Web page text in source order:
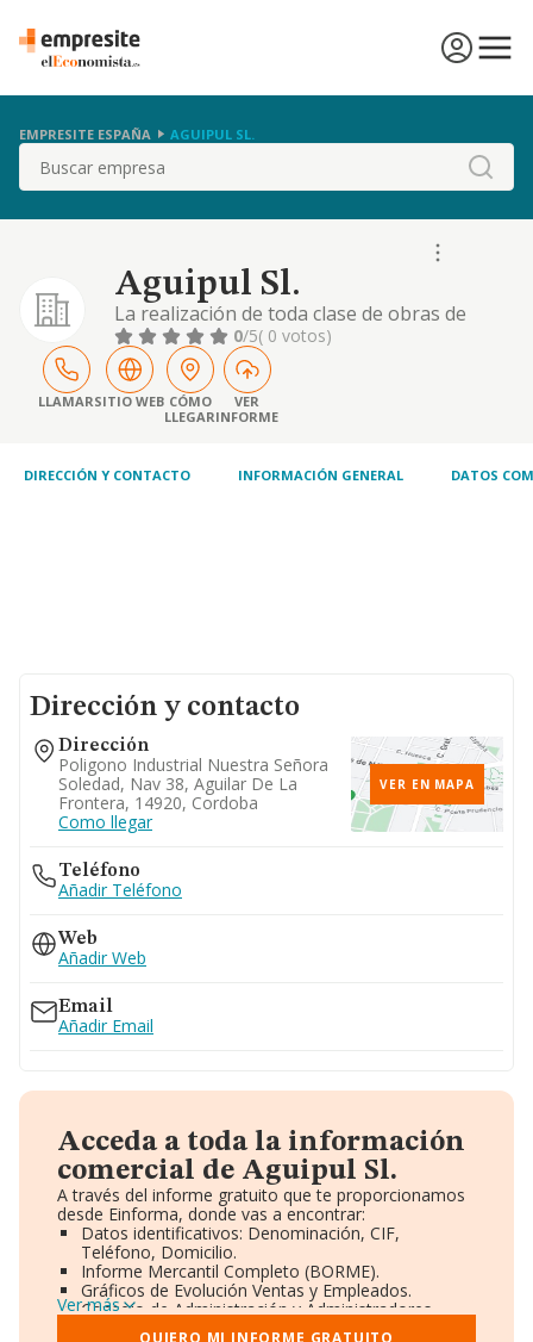
EMPRESITE ESPAÑA AGUIPUL SL.
Buscar
Aguipul Sl.
La realización de toda clase de obras de
pavimentación, revestimientos, e instalación
de aislamientos. la construcción,
modificación, reconstrucción o remodelación
de edificios, por cuenta propia o ajena, y su
venta por locales independientes o por
explotación
0/5( 0 votos)
LLAMARSITIO WEB CÓMO
LLEGAR
VER
INFORME
DIRECCIÓN Y CONTACTO INFORMACIÓN GENERAL DATOS
Dirección y contacto
Dirección
Poligono Industrial Nuestra Señora
Soledad, Nav 38, Aguilar De La
Frontera, 14920, Cordoba
Como llegar
VER EN MAPA
Teléfono
Añadir Teléfono
Web
Añadir Web
Email
Añadir Email
Acceda a toda la información
comercial de Aguipul Sl.
A través del informe gratuito que te proporcionamos
desde Einforma, donde vas a encontrar:
Datos identificativos: Denominación, CIF,
Teléfono, Domicilio.
Informe Mercantil Completo (BORME).
Gráficos de Evolución Ventas y Empleados.
Consejo de Administración y Administradores.
Directivos y Ejecutivos.
Ver más
QUIERO MI INFORME GRATUITO